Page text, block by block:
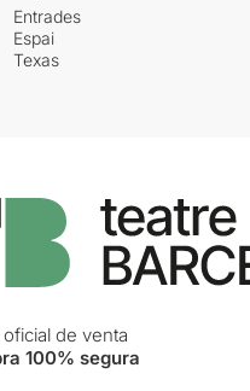
Entrades
Espai
Texas
oficial de venta
100% segura